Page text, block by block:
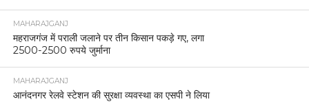
MAHARAJGANJ
महराजगंज में पराली जलाने पर तीन किसान पकड़े गए, लगा
2500-2500 रुपये जुर्माना
MAHARAJGANJ
आनंदनगर रेलवे स्टेशन की सुरक्षा व्यवस्था का एसपी ने लिया